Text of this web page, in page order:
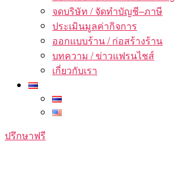
จดบริษัท / จัดทำบัญชี–ภาษี
ประเมินมูลค่ากิจการ
ออกแบบร้าน / ก่อสร้างร้าน
บทความ / ข่าวแฟรนไชส์
เกี่ยวกับเรา
ปรึกษาฟรี